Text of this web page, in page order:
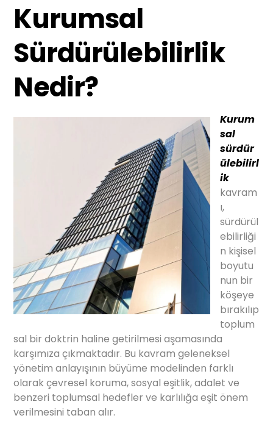
Kurumsal
Sürdürülebilirlik
Nedir?
Kurum
sal
sürdür
ülebilirl
ik
kavram
ı,
sürdürül
ebilirliği
n kişisel
boyutu
nun bir
köşeye
bırakılıp
toplum
sal bir doktrin haline getirilmesi aşamasında
karşımıza çıkmaktadır. Bu kavram geleneksel
yönetim anlayışının büyüme modelinden farklı
olarak çevresel koruma, sosyal eşitlik, adalet ve
benzeri toplumsal hedefler ve karlılığa eşit önem
verilmesini taban alır.